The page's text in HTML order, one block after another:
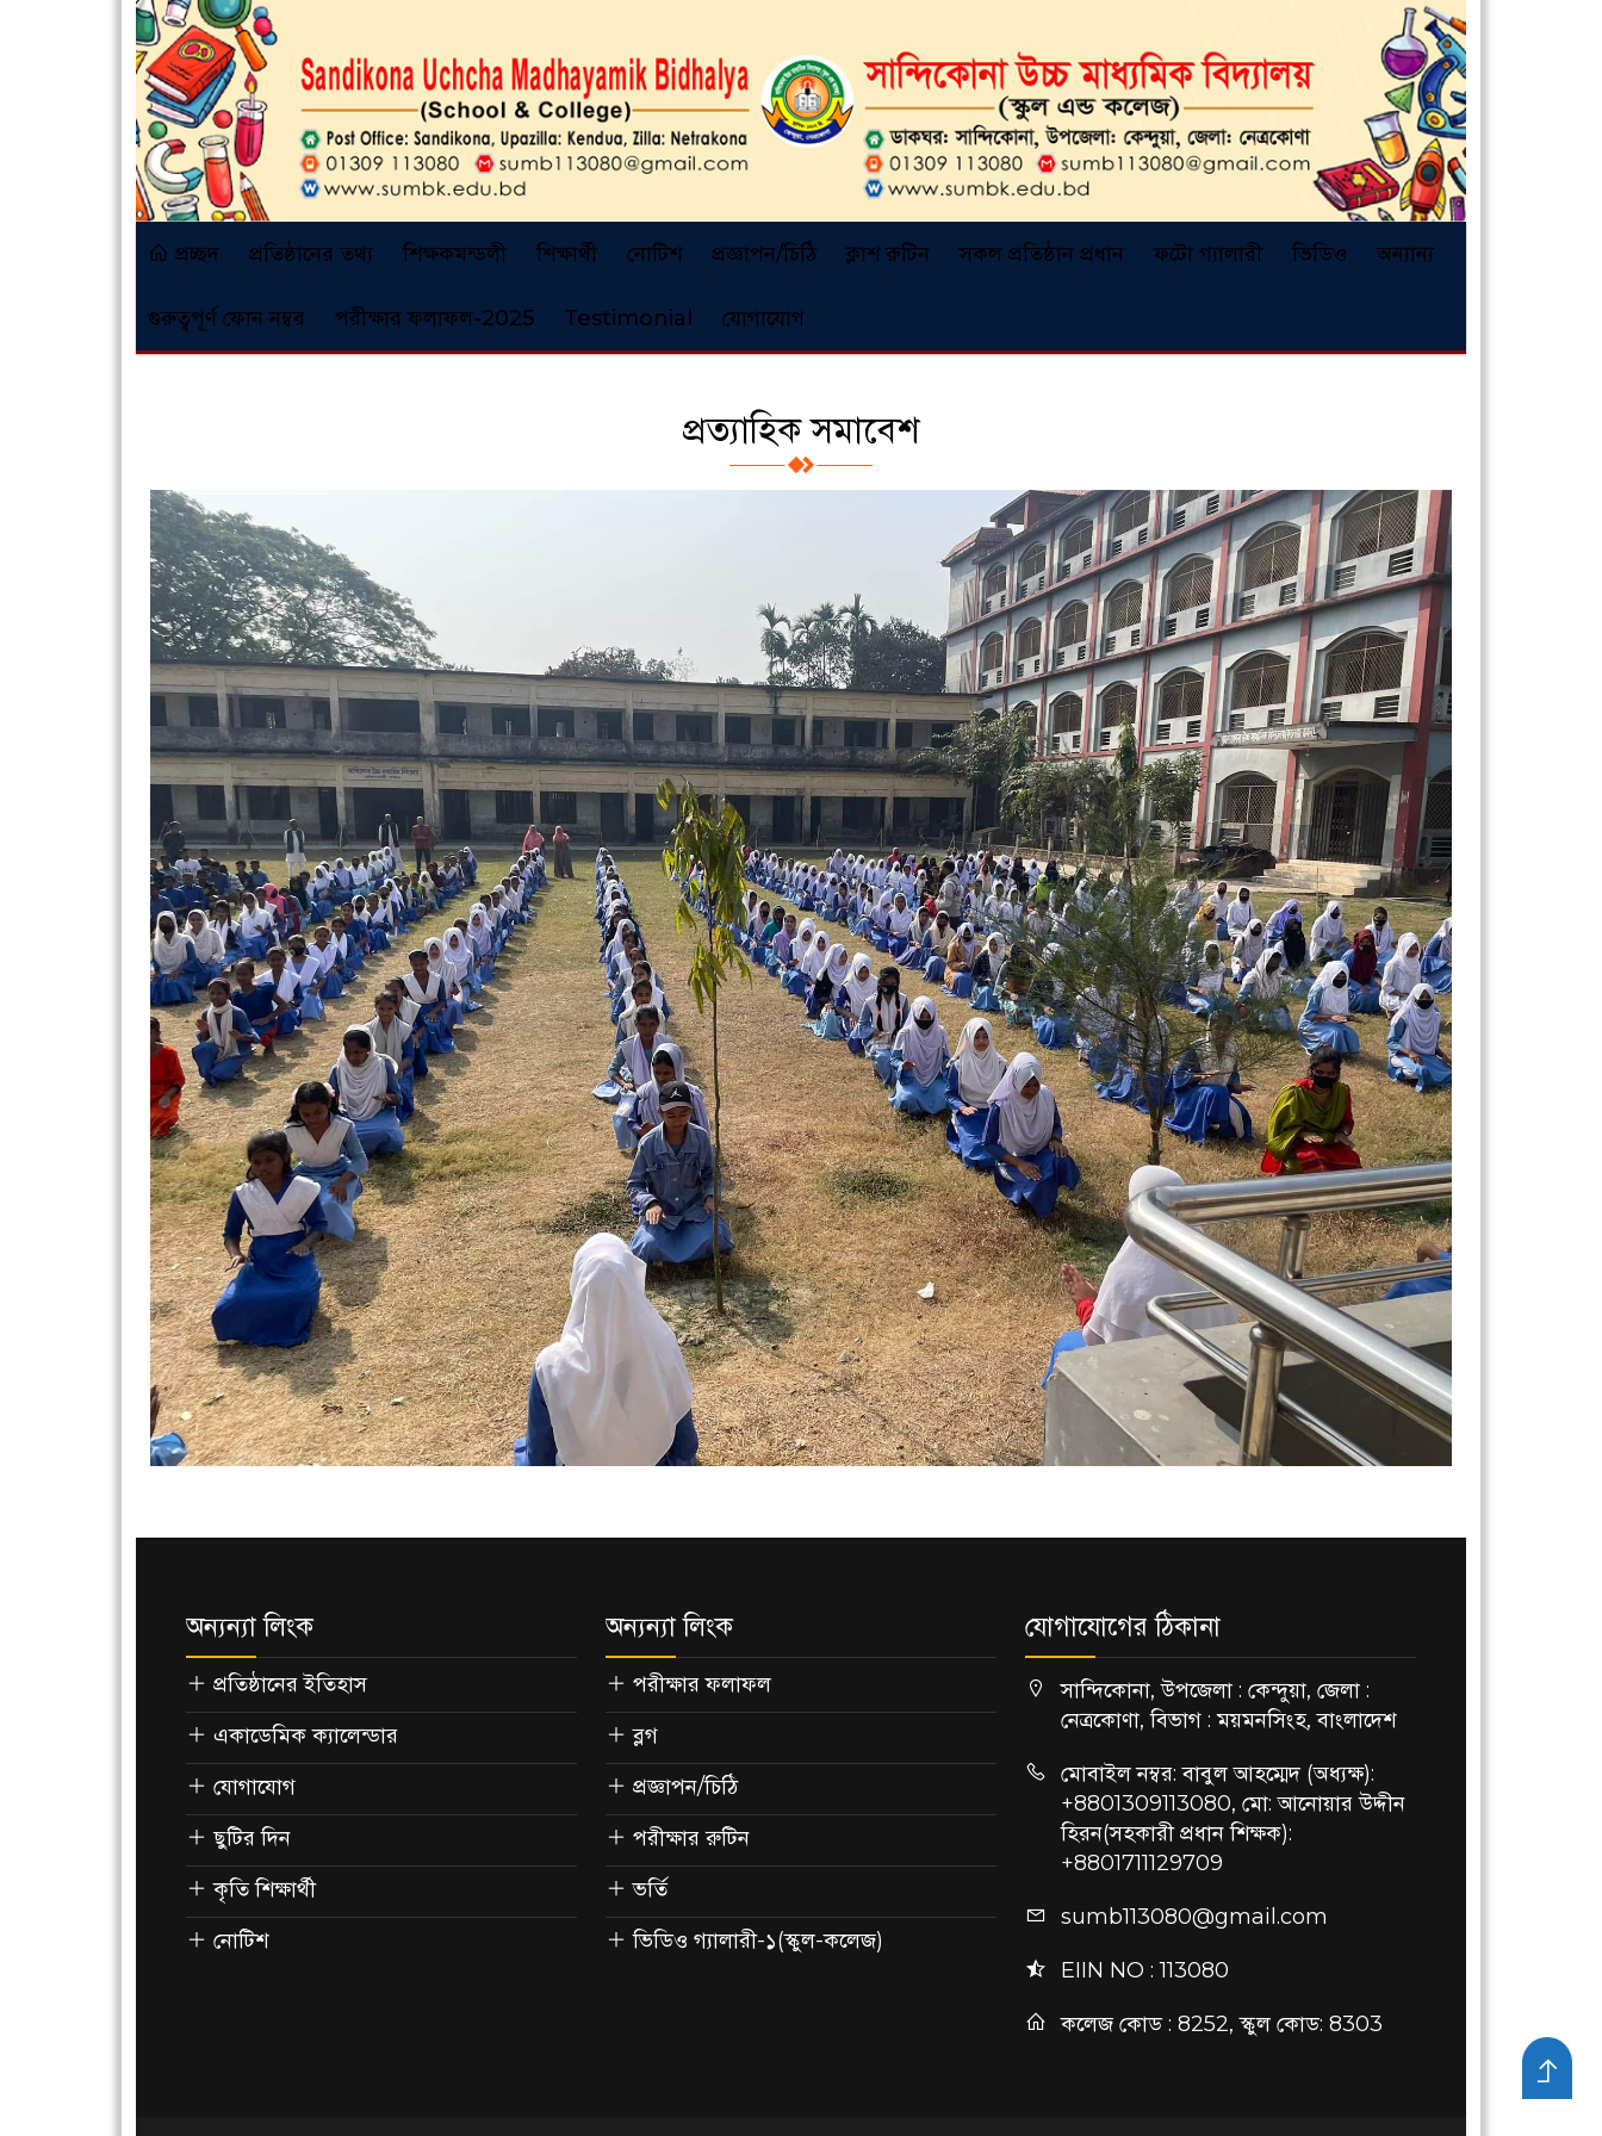
প্রচ্ছদ প্রতিষ্ঠানের তথ্য শিক্ষকমন্ডলী শিক্ষার্থী নোটিশ প্রজ্ঞাপন/চিঠি ক্লাশ রুটিন সকল প্রতিষ্ঠান প্রধান ফটো গ্যালারী ভিডিও অন্যান্য
গুরুত্বপূর্ণ ফোন নম্বর পরীক্ষার ফলাফল-2025 Testimonial যোগাযোগ
প্রত্যাহিক সমাবেশ
অন্যন্যা লিংক
প্রতিষ্ঠানের ইতিহাস
একাডেমিক ক্যালেন্ডার
যোগাযোগ
ছুটির দিন
কৃতি শিক্ষার্থী
নোটিশ
অন্যন্যা লিংক
পরীক্ষার ফলাফল
ব্লগ
প্রজ্ঞাপন/চিঠি
পরীক্ষার রুটিন
ভর্তি
ভিডিও গ্যালারী-১(স্কুল-কলেজ)
যোগাযোগের ঠিকানা
সান্দিকোনা, উপজেলা : কেন্দুয়া, জেলা :
নেত্রকোণা, বিভাগ : ময়মনসিংহ, বাংলাদেশ
মোবাইল নম্বর: বাবুল আহম্মেদ (অধ্যক্ষ):
+8801309113080, মো: আনোয়ার উদ্দীন
হিরন(সহকারী প্রধান শিক্ষক):
+8801711129709
sumb113080@gmail.com
EIIN NO : 113080
কলেজ কোড : 8252, স্কুল কোড: 8303